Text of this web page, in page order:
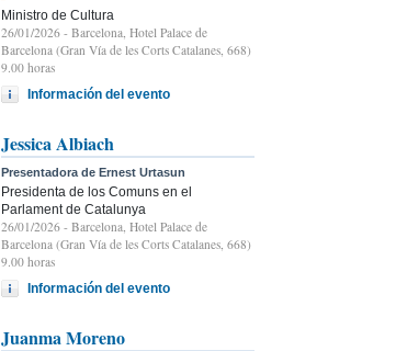
Ministro de Cultura
26/01/2026 - Barcelona, Hotel Palace de
Barcelona (Gran Vía de les Corts Catalanes, 668)
9.00 horas
Información del evento
Jessica Albiach
Presentadora de Ernest Urtasun
Presidenta de los Comuns en el
Parlament de Catalunya
26/01/2026 - Barcelona, Hotel Palace de
Barcelona (Gran Vía de les Corts Catalanes, 668)
9.00 horas
Información del evento
Juanma Moreno